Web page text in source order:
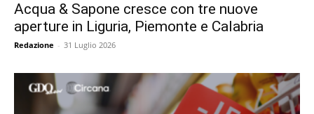
Acqua & Sapone cresce con tre nuove
aperture in Liguria, Piemonte e Calabria
Redazione - 31 Luglio 2026